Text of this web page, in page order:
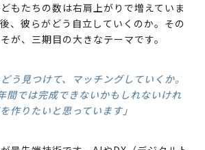
もたちの数は右肩上がりで増えていま
、彼らがどう自立していくのか。その
が、三期目の大きなテーマです。
う見つけて、マッチングしていくか。
間では完成できないかもしれないけれ
作りたいと思っています」